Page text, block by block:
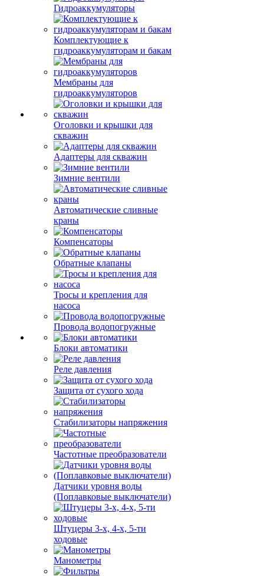
Гидроаккумуляторы
Комплектующие к
гидроаккумуляторам и бакам
Мембраны для
гидроаккумуляторов
Оголовки и крышки для
скважин
Адаптеры для скважин
Зимние вентили
Автоматические сливные
краны
Компенсаторы
Обратные клапаны
Тросы и крепления для
насоса
Провода водопогружные
Блоки автоматики
Реле давления
Защита от сухого хода
Стабилизаторы напряжения
Частотные преобразователи
Датчики уровня воды
(Поплавковые выключатели)
Штуцеры 3-х, 4-х, 5-ти
ходовые
Манометры